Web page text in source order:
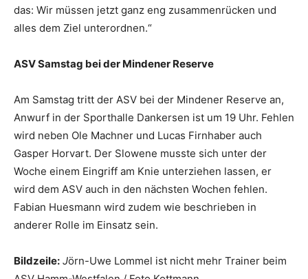
das: Wir müssen jetzt ganz eng zusammenrücken und
alles dem Ziel unterordnen.“
ASV Samstag bei der Mindener Reserve
Am Samstag tritt der ASV bei der Mindener Reserve an,
Anwurf in der Sporthalle Dankersen ist um 19 Uhr. Fehlen
wird neben Ole Machner und Lucas Firnhaber auch
Gasper Horvart. Der Slowene musste sich unter der
Woche einem Eingriff am Knie unterziehen lassen, er
wird dem ASV auch in den nächsten Wochen fehlen.
Fabian Huesmann wird zudem wie beschrieben in
anderer Rolle im Einsatz sein.
Bildzeile: Jörn-Uwe Lommel ist nicht mehr Trainer beim